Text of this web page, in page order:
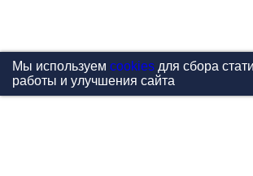
Мы используем cookiesдля сбора
работы и улучшения сайта